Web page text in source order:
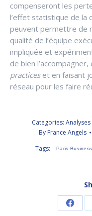
compenseront les
l’effet statistique de la
peuvent permettre de
qualité de l’équipe
impliquée et
de bien
practiceset en faisant
réseau pour les faire
Categories:
By France Angels
Tags:
Paris
Share